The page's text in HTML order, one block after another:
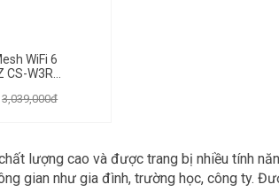
WiFi 6
CS-W3R
3,039,000đ
lượng cao và được trang bị nhiều tính
gian như gia đình, trường học, công ty.